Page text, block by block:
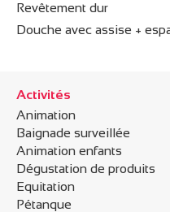
Revêtement dur
Douche avec assise +
Activités
Animation
Baignade surveillée
Animation enfants
Dégustation de produits
Equitation
Pétanque